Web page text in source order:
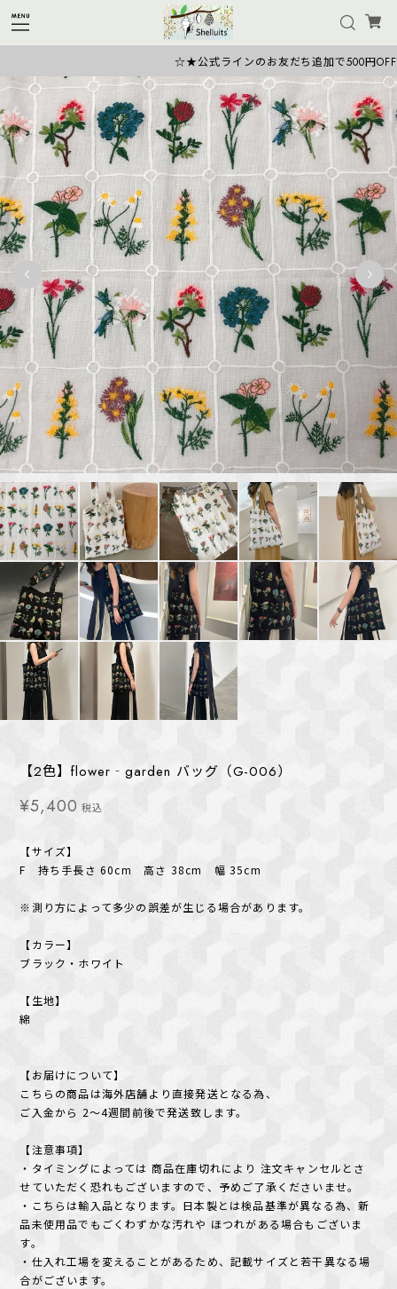
☆★公式ラインのお友だち追加で500円OFFク
【2色】flower‐garden バッグ（G-006）
¥5,400 税込
【サイズ】
F 持ち手長さ 60cm 高さ 38cm 幅 35cm
※測り方によって多少の誤差が生じる場合があります。
【カラー】
ブラック・ホワイト
【生地】
綿
【お届けについて】
こちらの商品は海外店舗より直接発送となる為、
ご入金から 2〜4週間前後で発送致します。
【注意事項】
・タイミングによっては 商品在庫切れにより 注文キャンセルとさ
せていただく恐れもございますので、予めご了承くださいませ。
・こちらは輸入品となります。日本製とは検品基準が異なる為、新
品未使用品でもごくわずかな汚れや ほつれがある場合もございま
す。
・仕入れ工場を変えることがあるため、記載サイズと若干異なる場
合がございます。